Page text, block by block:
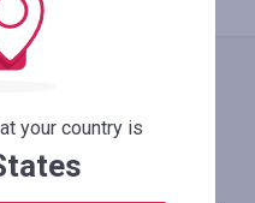
your country is